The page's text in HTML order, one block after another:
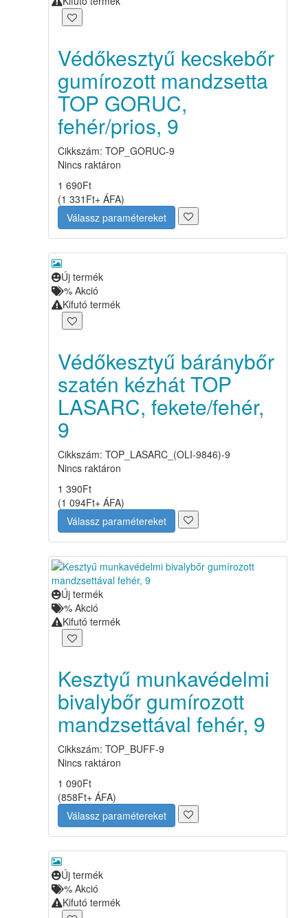
Védőkesztyű kecskebőr
gumírozott mandzsetta
TOP GORUC,
fehér/prios, 9
Cikkszám: TOP_GORUC-9
Nincs raktáron
1 690Ft
(1 331 Ft+ ÁFA)
Válassz paramétereket
Új termék
% Akció
Kifutó termék
Védőkesztyű báránybőr
szatén kézhát TOP
LASARC, fekete/fehér,
9
Cikkszám: TOP_LASARC_(OLI-9846)-9
Nincs raktáron
1 390Ft
(1 094Ft+ ÁFA)
Válassz paramétereket
Új termék
% Akció
Kifutó termék
Kesztyű munkavédelmi
bivalybőr gumírozott
mandzsettával fehér, 9
Cikkszám: TOP_BUFF-9
Nincs raktáron
1 090Ft
(858Ft+ ÁFA)
Válassz paramétereket
Új termék
% Akció
Kifutó termék